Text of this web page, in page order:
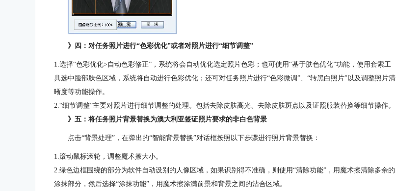
》四：对任务照片进行“色彩优化”或者对照片进行“细节调整”
1.选择“色彩优化>自动色彩修正”，系统将会自动优化选定照片色彩；也可使用“基于肤色优化”功能，使用套索工
具选中脸部肤色区域，系统将自动进行色彩优化；还可对任务照片进行“色彩微调”、“转黑白照片”以及调整照片清
晰度等功能操作。
2.“细节调整”主要对照片进行细节调整的处理。包括去除皮肤高光、去除皮肤斑点以及证照服装替换等细节操作。
》五：将任务照片背景替换为澳大利亚签证照片要求的非白色背景
点击“背景处理”，在弹出的“智能背景替换”对话框按照以下步骤进行照片背景替换：
1.滚动鼠标滚轮，调整魔术擦大小。
2.绿色边框围绕的部分为软件自动设别的人像区域，如果识别得不准确，则使用“清除功能”，用魔术擦清除多余的
涂抹部分，然后选择“涂抹功能”，用魔术擦涂满前景和背景之间的沾合区域。